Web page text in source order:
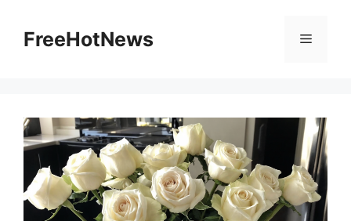
contentFreeHotNews Menu